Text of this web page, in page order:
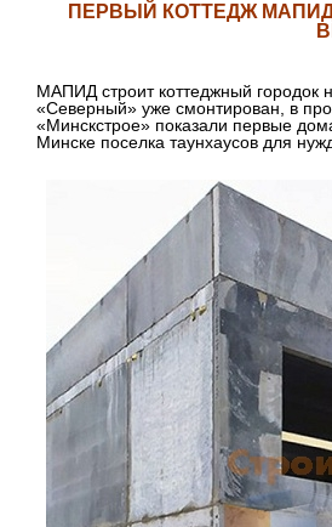
ПЕРВЫЙ КОТТЕДЖ
МАПИД строит коттеджный городок
«Северный» уже смонтирован, в
«Минскстрое» показали первые
Минске поселка таунхаусов для